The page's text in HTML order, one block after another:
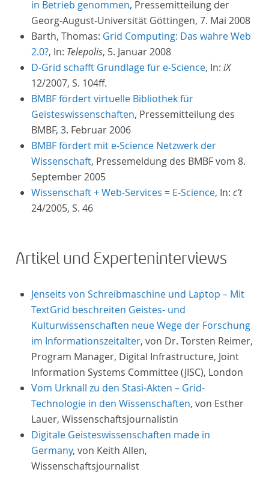
in Betrieb genommen, Pressemitteilung der
Georg-August-Universität Göttingen, 7. Mai 2008
Barth, Thomas: Grid Computing: Das wahre Web
2.0?, In: Telepolis, 5. Januar 2008
D-Grid schafft Grundlage für e-Science, In: iX
12/2007, S. 104ff.
BMBF fördert virtuelle Bibliothek für
Geisteswissenschaften, Pressemitteilung des
BMBF, 3. Februar 2006
BMBF fördert mit e-Science Netzwerk der
Wissenschaft, Pressemeldung des BMBF vom 8.
September 2005
Wissenschaft + Web-Services = E-Science, In: c’t
24/2005, S. 46
Artikel und Experteninterviews
Jenseits von Schreibmaschine und Laptop – Mit
TextGrid beschreiten Geistes- und
Kulturwissenschaften neue Wege der Forschung
im Informationszeitalter, von Dr. Torsten Reimer,
Program Manager, Digital Infrastructure, Joint
Information Systems Committee (JISC), London
Vom Urknall zu den Stasi-Akten – Grid-
Technologie in den Wissenschaften, von Esther
Lauer, Wissenschaftsjournalistin
Digitale Geisteswissenschaften made in
Germany, von Keith Allen,
Wissenschaftsjournalist